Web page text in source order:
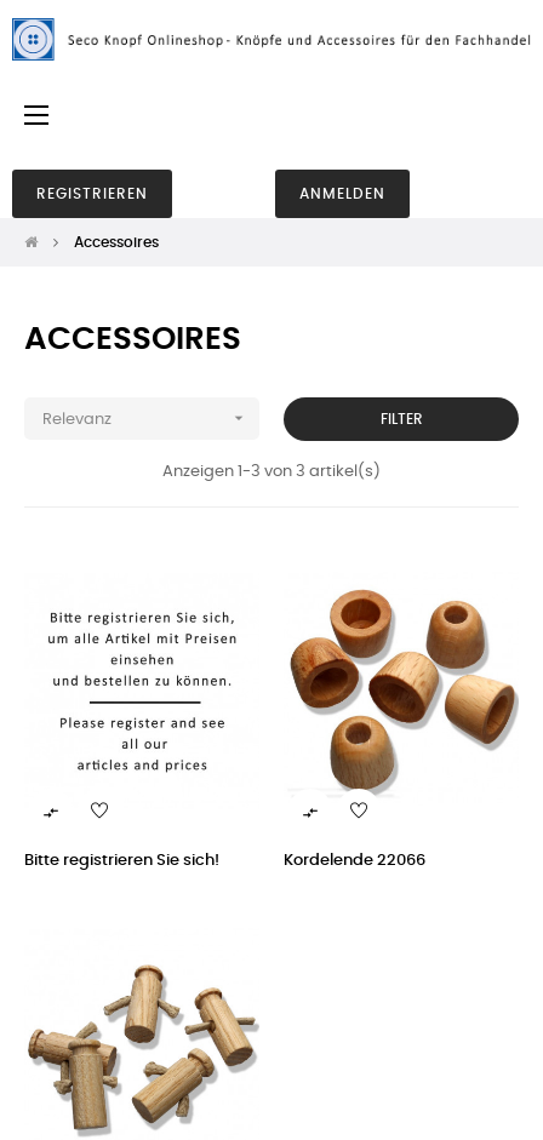
Umschalten
☰
REGISTRIEREN ANMELDEN
Accessoires
ACCESSOIRES
Relevanz  FILTER
Anzeigen 1-3 von 3 artikel(s)

Bitte registrieren Sie sich!

Kordelende 22066